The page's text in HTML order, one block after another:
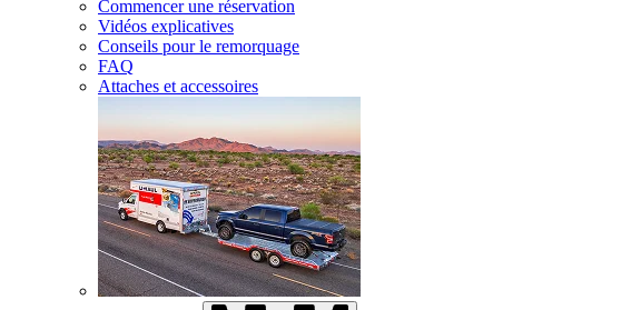
Commencer une réservation
Vidéos explicatives
Conseils pour le remorquage
FAQ
Attaches et accessoires